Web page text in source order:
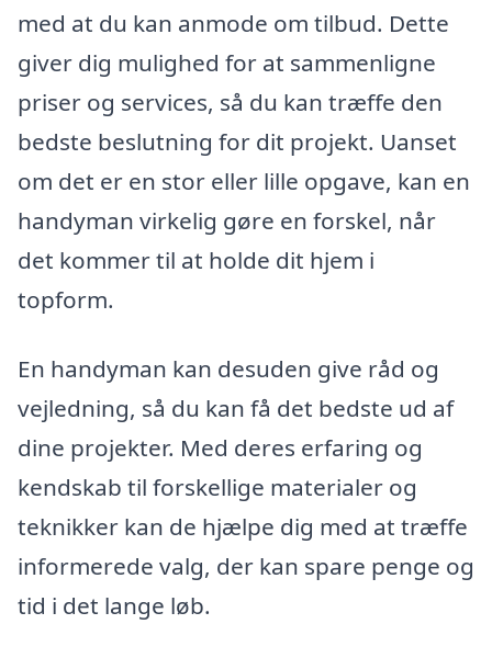
med at du kan anmode om tilbud. Dette
giver dig mulighed for at sammenligne
priser og services, så du kan træffe den
bedste beslutning for dit projekt. Uanset
om det er en stor eller lille opgave, kan en
handyman virkelig gøre en forskel, når
det kommer til at holde dit hjem i
topform.
En handyman kan desuden give råd og
vejledning, så du kan få det bedste ud af
dine projekter. Med deres erfaring og
kendskab til forskellige materialer og
teknikker kan de hjælpe dig med at træffe
informerede valg, der kan spare penge og
tid i det lange løb.